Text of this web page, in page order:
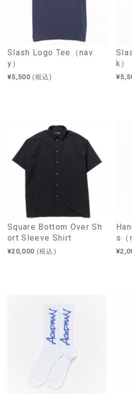
Slash Logo Tee（nav
y）
¥5,500 (税込)
k）
Square Bottom Over Sh
ort Sleeve Shirt
¥20,000 (税込)
s（